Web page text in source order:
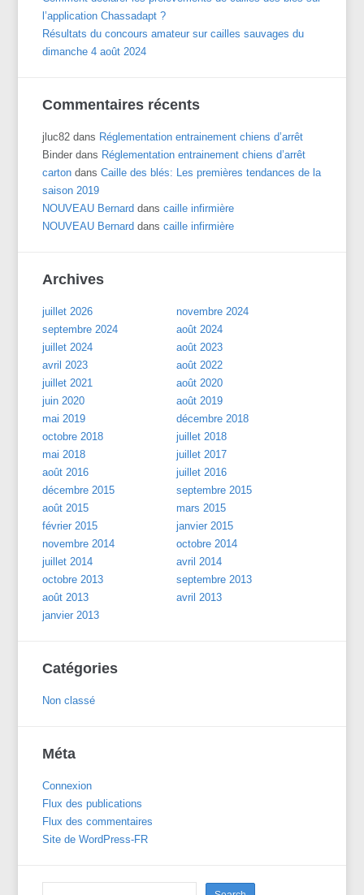
l’application Chassadapt ?
Résultats du concours amateur sur cailles sauvages du
dimanche 4 août 2024
Commentaires récents
jluc82 dans Réglementation entrainement chiens d’arrêt
Binder dans Réglementation entrainement chiens d’arrêt
carton dansCaille des blés: Les premières tendances de la
saison 2019
NOUVEAU Bernard danscaille infirmière
NOUVEAU Bernard danscaille infirmière
Archives
juillet 2026
novembre 2024
septembre 2024
août 2024
juillet 2024
août 2023
avril 2023
août 2022
juillet 2021
août 2020
juin 2020
août 2019
mai 2019
décembre 2018
octobre 2018
juillet 2018
mai 2018
juillet 2017
août 2016
juillet 2016
décembre 2015
septembre 2015
août 2015
mars 2015
février 2015
janvier 2015
novembre 2014
octobre 2014
juillet 2014
avril 2014
octobre 2013
septembre 2013
août 2013
avril 2013
janvier 2013
Catégories
Non classé
Méta
Connexion
Flux des publications
Flux des commentaires
Site de WordPress-FR